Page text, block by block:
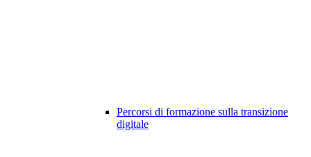
Percorsi di formazione sulla transizione
digitale